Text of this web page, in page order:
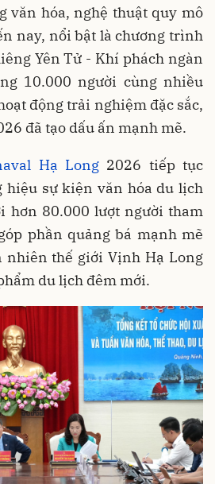
văn hóa, nghệ thuật quy mô
nay, nổi bật là chương trình
Yên Tử - Khí phách ngàn
10.000 người cùng nhiều
động trải nghiệm đặc sắc,
đã tạo dấu ấn mạnh mẽ.
Hạ Long2026 tiếp tục
hiệu sự kiện văn hóa du lịch
hơn 80.000 lượt người tham
phần quảng bá mạnh mẽ
thế giới Vịnh Hạ Long
du lịch đêm mới.